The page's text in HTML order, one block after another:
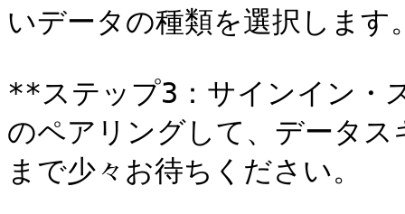
いデータの種類を選択します
**ステップ3：サインイン
のペアリングして、データ
まで少々お待ちください。